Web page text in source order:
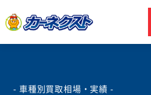
- 車種別買取相場・実績 -